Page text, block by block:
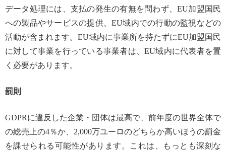
データ処理には、支払の発生の有無を問わず、EU加盟国民
への製品やサービスの提供、EU域内での行動の監視などの
活動が含まれます。EU域内に事業所を持たずにEU加盟国民
に対して事業を行っている事業者は、EU域内に代表者を置
く必要があります。
罰則
GDPRに違反した企業・団体は最高で、前年度の世界全体で
の総売上の4％か、2,000万ユーロのどちらか高いほうの罰金
を課せられる可能性があります。これは、もっとも深刻な